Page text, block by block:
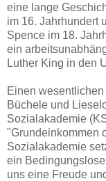
eine lange
im 16. Jahrhundert
Spence im 18.
ein
Luther King in den
Einen
Büchele und
Sozialakademie
"Grundeinkommen
Sozialakademie
ein
uns eine Freude